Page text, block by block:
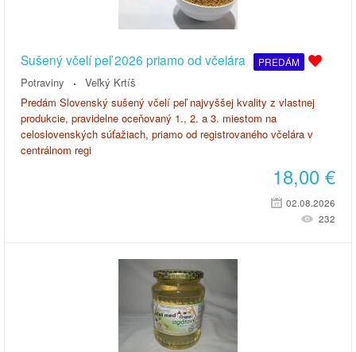
Sušený včelí peľ 2026 priamo od včelára PREDÁM
Potraviny
Veľký Krtíš
Predám Slovenský sušený včelí peľ najvyššej kvality z vlastnej
produkcie, pravidelne oceňovaný 1., 2. a 3. miestom na
celoslovenských súťažiach, priamo od registrovaného včelára v
centrálnom regi
18,00 €
02.08.2026
232